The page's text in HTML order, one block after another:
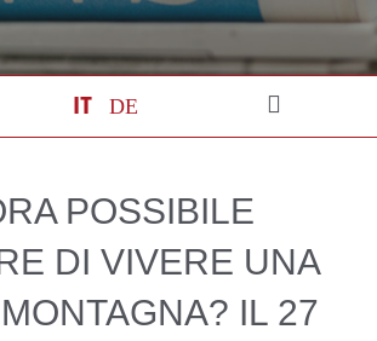
IT DE
POSSIBILE
DI VIVERE UNA
IL 27